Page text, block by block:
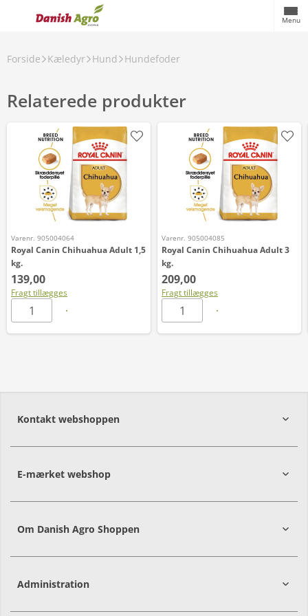
Menu
Forside Kæledyr Hund Hundefoder
Relaterede produkter
Varenr. 905004064
Royal Canin Chihuahua Adult 1,5
kg.
139,00
Fragt tillægges
Varenr. 905004085
Royal Canin Chihuahua Adult 3
kg.
209,00
Fragt tillægges
Kontakt webshoppen
E-mærket webshop
Om Danish Agro Shoppen
Administration